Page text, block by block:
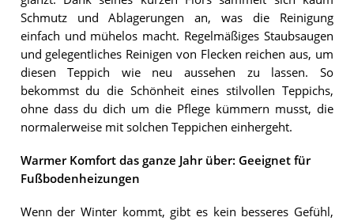
Schmutz und Ablagerungen an, was die Reinigung
einfach und mühelos macht. Regelmäßiges Staubsaugen
und gelegentliches Reinigen von Flecken reichen aus, um
diesen Teppich wie neu aussehen zu lassen. So
bekommst du die Schönheit eines stilvollen Teppichs,
ohne dass du dich um die Pflege kümmern musst, die
normalerweise mit solchen Teppichen einhergeht.
Warmer Komfort das ganze Jahr über: Geeignet für
Fußbodenheizungen
Wenn der Winter kommt, gibt es kein besseres Gefühl,